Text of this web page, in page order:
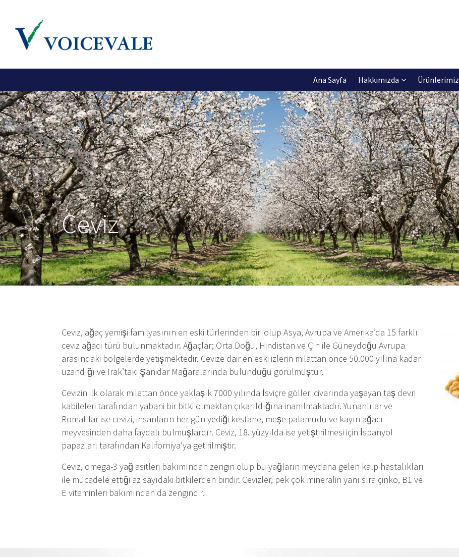
Ana Sayfa Hakkımızda Ürünlerimiz
Ceviz
Ceviz, ağaç yemişi familyasının en eski türlerinden biri olup Asya, Avrupa ve Amerika’da 15 farklı
ceviz ağacı türü bulunmaktadır. Ağaçlar; Orta Doğu, Hindistan ve Çin ile Güneydoğu Avrupa
arasındaki bölgelerde yetişmektedir. Cevize dair en eski izlerin milattan önce 50.000 yılına kadar
uzandığı ve Irak’taki Şanidar Mağaralarında bulunduğu görülmüştür.
Cevizin ilk olarak milattan önce yaklaşık 7000 yılında İsviçre gölleri civarında yaşayan taş devri
kabileleri tarafından yabani bir bitki olmaktan çıkarıldığına inanılmaktadır. Yunanlılar ve
Romalılar ise cevizi, insanların her gün yediği kestane, meşe palamudu ve kayın ağacı
meyvesinden daha faydalı bulmuşlardır. Ceviz, 18. yüzyılda ise yetiştirilmesi için İspanyol
papazları tarafından Kaliforniya’ya getirilmiştir.
Ceviz, omega-3 yağ asitleri bakımından zengin olup bu yağların meydana gelen kalp hastalıkları
ile mücadele ettiği az sayıdaki bitkilerden biridir. Cevizler, pek çok mineralin yanı sıra çinko, B1 ve
E vitaminleri bakımından da zengindir.